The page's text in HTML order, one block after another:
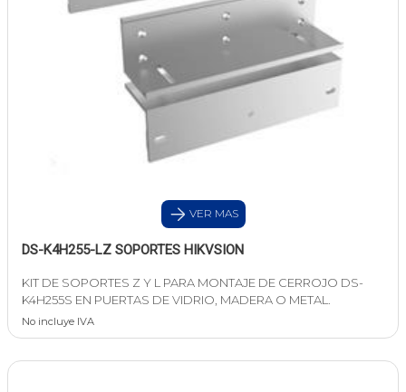
VER MAS
DS-K4H255-LZ SOPORTES HIKVSION
KIT DE SOPORTES Z Y L PARA MONTAJE DE CERROJO DS-
K4H255S EN PUERTAS DE VIDRIO, MADERA O METAL.
No incluye IVA